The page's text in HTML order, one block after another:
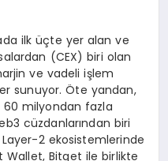
ilk üçte yer alan ve
(CEX) biri olan
ve vadeli işlem
sunuyor. Öte yandan,
60 milyondan fazla
cüzdanlarından biri
Layer-2 ekosistemlerinde
Wallet, Bitget ile birlikte